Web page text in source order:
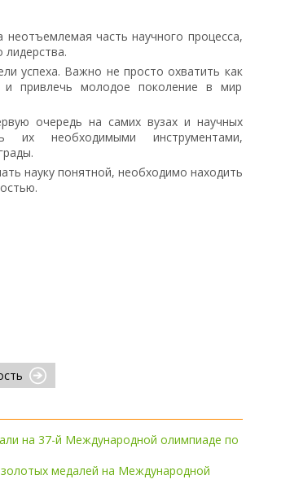
часть научного процесса,
успеха. Важно не просто охватить как
привлечь молодое поколение в мир
очередь на самих вузах и научных
их необходимыми инструментами,
науку понятной, необходимо находить
на 37-й Международной олимпиаде по
медалей на Международной